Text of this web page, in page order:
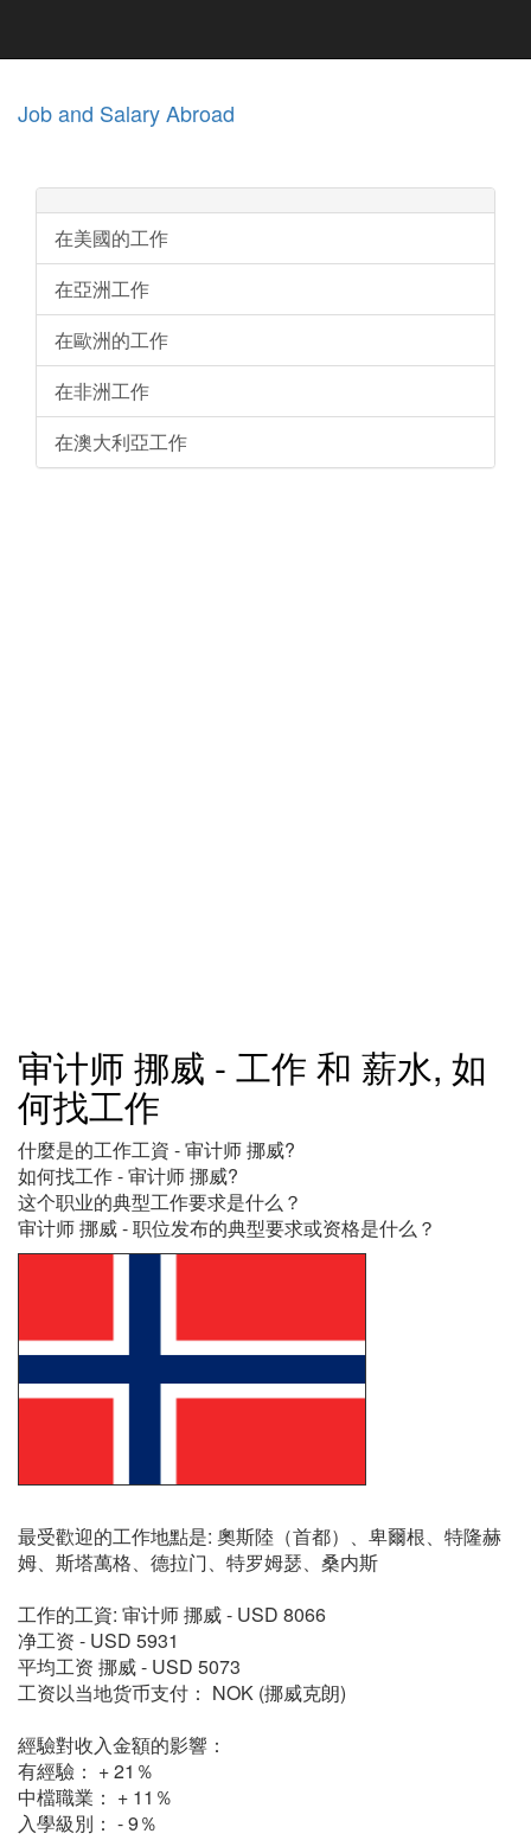
Job and Salary Abroad
在美國的工作
在亞洲工作
在歐洲的工作
在非洲工作
在澳大利亞工作
审计师 挪威 - 工作 和 薪水, 如
何找工作
什麼是的工作工資 - 审计师 挪威?
如何找工作 - 审计师 挪威?
这个职业的典型工作要求是什么？
审计师 挪威 - 职位发布的典型要求或资格是什么？
最受歡迎的工作地點是: 奧斯陸（首都）、卑爾根、特隆赫
姆、斯塔萬格、德拉门、特罗姆瑟、桑内斯
工作的工資: 审计师 挪威 - USD 8066
净工资 - USD 5931
平均工资 挪威 - USD 5073
工资以当地货币支付： NOK (挪威克朗)
經驗對收入金額的影響：
有經驗： + 21％
中檔職業： + 11％
入學級別： - 9％